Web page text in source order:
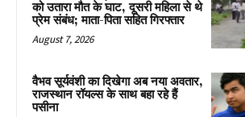
को उतारा मौत के घाट, दूसरी महिला से थे
प्रेम संबंध; माता-पिता सहित गिरफ्तार
August 7, 2026
वैभव सूर्यवंशी का दिखेगा अब नया अवतार,
राजस्थान रॉयल्स के साथ बहा रहे हैं
पसीना